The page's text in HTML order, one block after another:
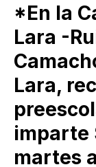
*En la
Lara -
Lara,
imparte
martes